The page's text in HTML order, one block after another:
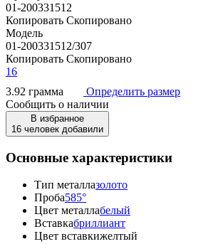
01-200331512
Копировать Скопировано
Модель
01-200331512/307
Копировать Скопировано
16
3.92 грамма
Определить размер
Сообщить о наличии
В избранное
16 человек добавили
Основные характеристики
Тип металлазолото
Проба585°
Цвет металлабелый
Вставкабриллиант
Цвет вставкижелтый